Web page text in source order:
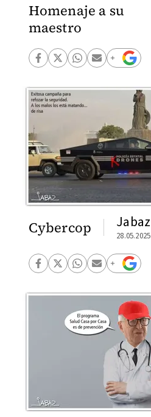
Homenaje a su
maestro
Cybercop Jabaz
28.05.2025